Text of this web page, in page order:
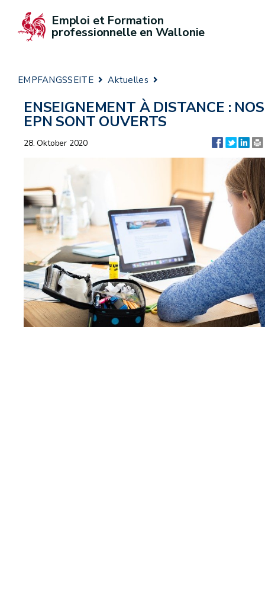
Emploi et Formation
professionnelle en Wallonie
EMPFANGSSEITE Aktuelles
ENSEIGNEMENT À DISTANCE : NOS
EPN SONT OUVERTS
28. Oktober 2020